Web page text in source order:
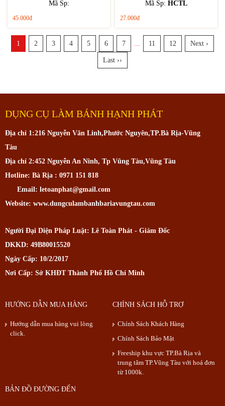
Mã Sp:
45.000đ
Mã Sp: HCTL
27.000đ
1 2 3 4 5 6 7 11 12 Next ›
Last ››
DỤNG CỤ LÀM BÁNH HẠNH PHÁT
Địa chỉ 1:216 Nguyễn Văn Linh,Phước Nguyên,TP.Bà Rịa-Vũng
Tàu
Địa chỉ 2:452 Nguyễn An Ninh, Tp Vũng Tàu,Vũng Tàu
Hotline: Bà Rịa : 0971 151 818
Email: letoanphat@gmail.com
Website: www.dungculambanhbariavungtau.com
Người Đại Diện Pháp Luật: Lê Toàn Phát - Giám Đốc
DKKD: 49B80015520
Ngày Cấp: 10/2/2017
Nơi Cấp: Sở KHĐT Thành Phố Hồ Chí Minh
HƯỚNG DẪN MUA HÀNG
Hướng dẫn mua hàng vui lòng
click.
CHÍNH SÁCH HỖ TRỢ
Chính Sách Khách Hàng
Chính Sách Bảo Mật
Freeship khu vực TP.Bà Rịa và
trung tâm TP.Vũng Tàu với hoá đơn
từ 1000k.
BẢN ĐỒ ĐƯỜNG ĐẾN